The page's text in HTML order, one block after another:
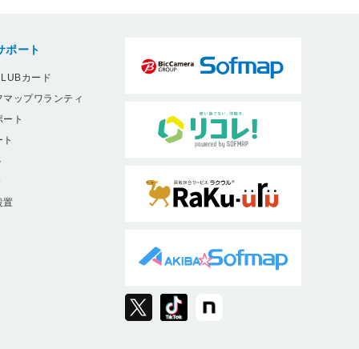
ポート
カード
ップワランティ
ト
置